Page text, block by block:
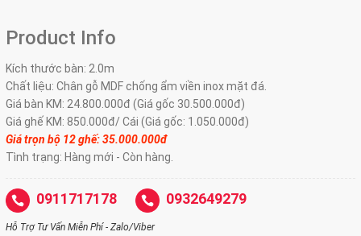
Product Info
Kích thước bàn: 2.0m
Chất liệu: Chân gỗ MDF chống ẩm viền inox mặt đá.
Giá bàn KM: 24.800.000đ (Giá gốc 30.500.000đ)
Giá ghế KM: 850.000đ/ Cái (Giá gốc: 1.050.000đ)
Giá trọn bộ 12 ghế: 35.000.000đ
Tình trạng: Hàng mới - Còn hàng.
0911717178 0932649279
Hỗ Trợ Tư Vấn Miễn Phí - Zalo/Viber